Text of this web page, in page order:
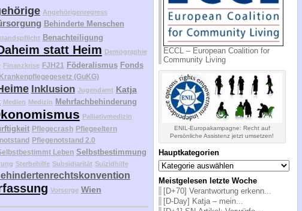
Angehörigenregress
Behinderte Menschen
Benachteiligung
statt Heim Demographie
Finanzkrise FJH21 Föderalismus Fonds
(GuKG)
Inklusion Jugendamt Katja
Medien Medizin Mehrfachbehinderung
Palliativmedizin
Pflegecrash Pflegeeltern
Pflegenotstand 2.0
Leben Selbstbestimmung
Sterbehilfe Subsidiarität Suizidhilfe
Vorsorge Wien
ECCL – European Coalition for
Community Living
ENIL-Europakampagne: Recht auf
Persönliche Assistenz jetzt umsetzen!
Hauptkategorien
Hauptkategorien
Meistgelesen letzte Woche
[D+70] Verantwortung erkenn...
[D-Day] Katja – mein...